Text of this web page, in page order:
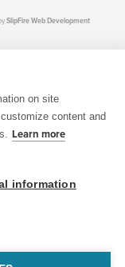
SlipFire Web Development
on site
content and
Learn more
information